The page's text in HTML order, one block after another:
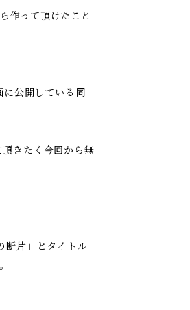
作って頂けたこと
公開している同
きたく今回から無
断片」とタイトル